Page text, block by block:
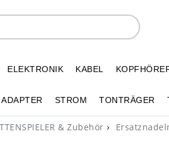
ELEKTRONIK KABEL
STROM TONTRÄGER
& Zubehör